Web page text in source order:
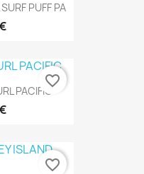
PUFF PA
PACIFIC
favorite_border
favorite_border